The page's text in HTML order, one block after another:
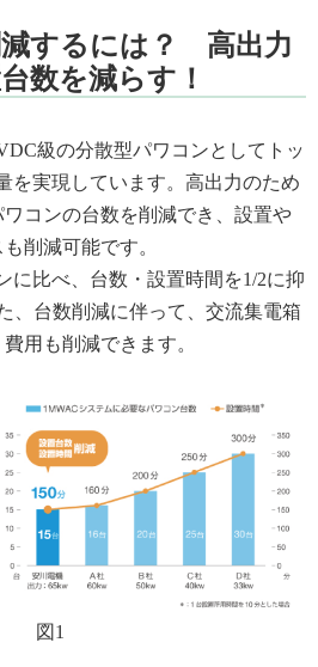
するには？ 高出力
数を減らす！
級の分散型パワコンとしてトッ
を実現しています。高出力のため
コンの台数を削減でき、設置や
削減可能です。
に比べ、台数・設置時間を1/2に抑
、台数削減に伴って、交流集電箱
用も削減できます。
図1